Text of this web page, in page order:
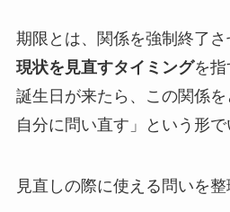
期限とは、関係を強制終了さ
現状を見直すタイミングを指
誕生日が来たら、この関係
自分に問い直す」という形で
見直しの際に使える問いを整